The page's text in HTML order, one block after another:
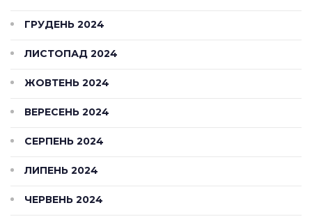
ГРУДЕНЬ 2024
ЛИСТОПАД 2024
ЖОВТЕНЬ 2024
ВЕРЕСЕНЬ 2024
СЕРПЕНЬ 2024
ЛИПЕНЬ 2024
ЧЕРВЕНЬ 2024